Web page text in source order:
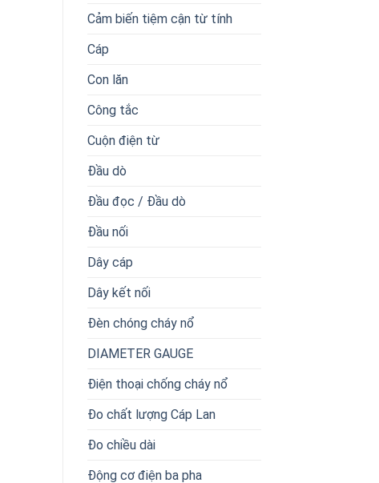
Cảm biến tiệm cận từ tính
Cáp
Con lăn
Công tắc
Cuộn điện từ
Đầu dò
Đầu đọc / Đầu dò
Đầu nối
Dây cáp
Dây kết nối
Đèn chóng cháy nổ
DIAMETER GAUGE
Điện thoại chống cháy nổ
Đo chất lượng Cáp Lan
Đo chiều dài
Động cơ điện ba pha